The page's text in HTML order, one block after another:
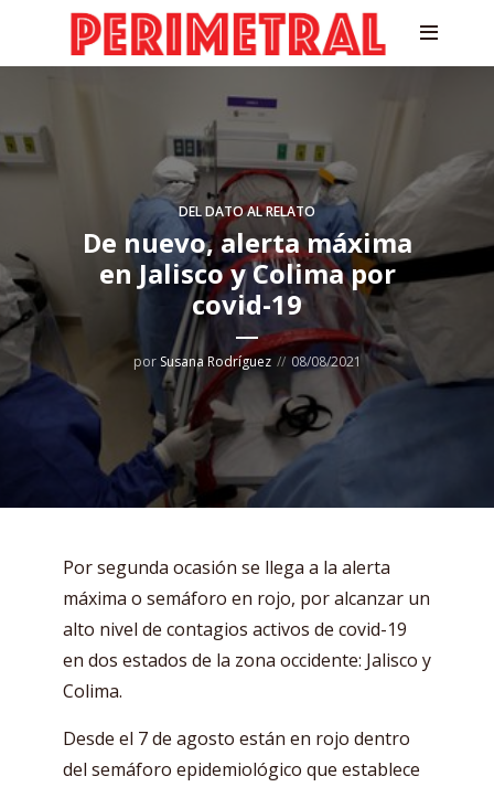
DEL DATO AL RELATO
De nuevo, alerta máxima
en Jalisco y Colima por
covid-19
por Susana Rodríguez 08/08/2021
Por segunda ocasión se llega a la alerta
máxima o semáforo en rojo, por alcanzar un
alto nivel de contagios activos de covid-19
en dos estados de la zona occidente: Jalisco y
Colima.
Desde el 7 de agosto están en rojo dentro
del semáforo epidemiológico que establece